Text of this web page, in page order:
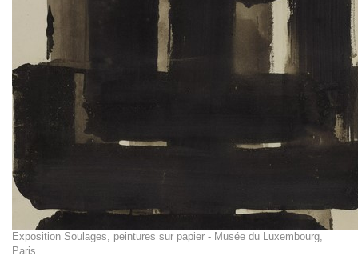
Exposition Soulages, peintures sur papier - Musée du Luxembourg,
Paris